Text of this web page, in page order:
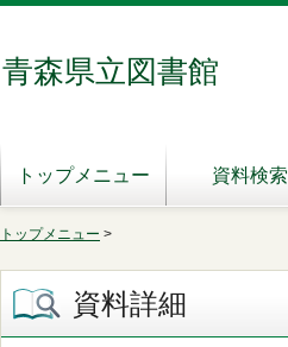
青森県立図書館
トップメニュー 資料検索
トップメニュー >
資料詳細